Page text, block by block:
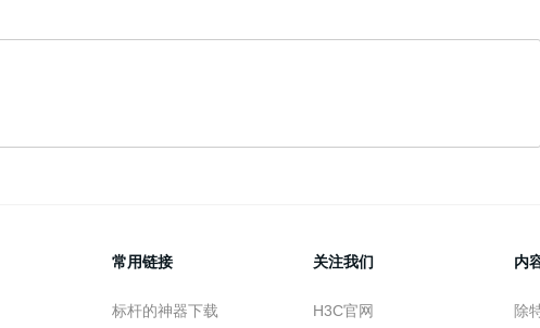
常用链接
标杆的神器下载
关注我们
H3C官网
内
除